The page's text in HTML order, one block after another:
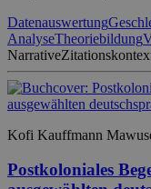
Datenauswertung
AnalyseTheoriebildung
Narrative
Kofi Kauffmann
Postkoloniales